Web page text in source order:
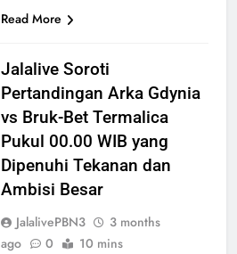
Read More
Jalalive Soroti
Pertandingan Arka Gdynia
vs Bruk-Bet Termalica
Pukul 00.00 WIB yang
Dipenuhi Tekanan dan
Ambisi Besar
JalalivePBN3
3 months
ago
0 10 mins